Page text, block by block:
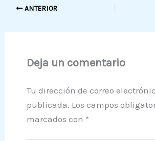
ANTERIOR
Deja un comentario
Tu dirección de correo
publicada. Los campos
marcados con *